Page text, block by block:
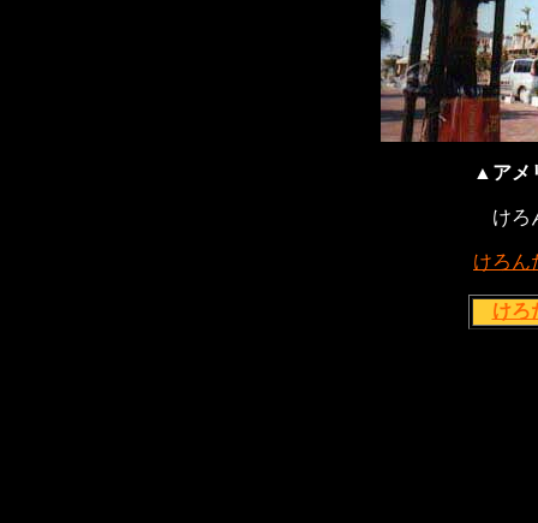
▲アメ
けろ
けろん
けろ